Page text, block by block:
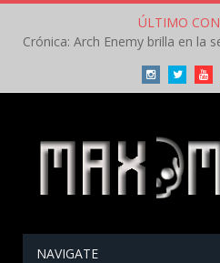
ÚLTIMO
InstagramTwitter
NAVIGATE